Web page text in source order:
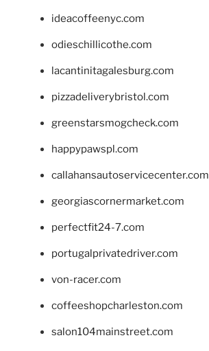
ideacoffeenyc.com
odieschillicothe.com
lacantinitagalesburg.com
pizzadeliverybristol.com
greenstarsmogcheck.com
happypawspl.com
callahansautoservicecenter.com
georgiascornermarket.com
perfectfit24-7.com
portugalprivatedriver.com
von-racer.com
coffeeshopcharleston.com
salon104mainstreet.com